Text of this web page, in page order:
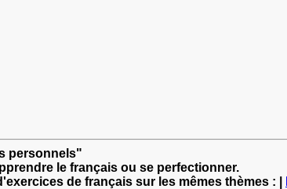
personnels"
le français ou se perfectionner.
de français sur les mêmes thèmes : |